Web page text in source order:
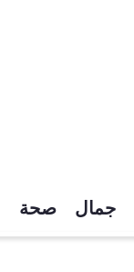
جمال صحة